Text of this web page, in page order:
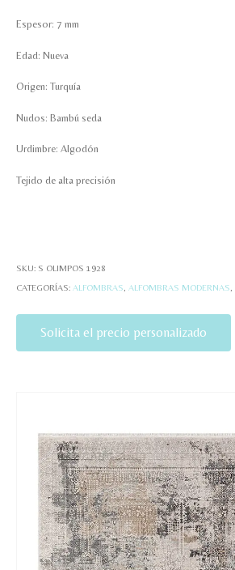
Espesor: 7 mm
Edad: Nueva
Origen: Turquía
Nudos: Bambú seda
Urdimbre: Algodón
Tejido de alta precisión
SKU: S OLIMPOS 1928
CATEGORÍAS: ALFOMBRAS ALFOMBRAS MODERNAS
Solicita el precio personalizado